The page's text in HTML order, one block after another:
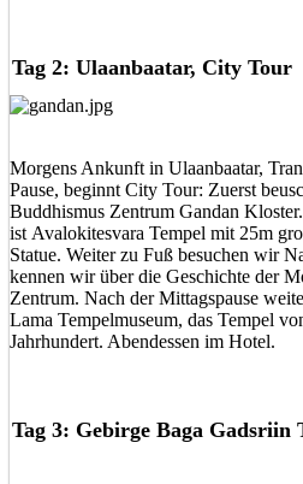
Tag 2: Ulaanbaatar, City Tour
Morgens Ankunft in Ulaanbaatar,
Pause, beginnt City Tour: Zuerst
Buddhismus Zentrum Gandan
ist Avalokitesvara Tempel mit 25m
Statue. Weiter zu Fuß besuchen wir
kennen wir über die Geschichte der
Zentrum. Nach der Mittagspause
Lama Tempelmuseum, das Tempel
Jahrhundert. Abendessen im Hotel.
Tag 3: Gebirge Baga Gadsriin